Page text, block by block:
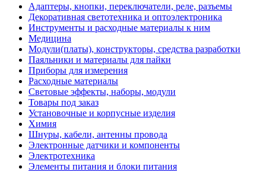
Адаптеры, кнопки, переключатели, реле, разъемы
Декоративная светотехника и оптоэлектроника
Инструменты и расходные материалы к ним
Медицина
Модули(платы), конструкторы, средства разработки
Паяльники и материалы для пайки
Приборы для измерения
Расходные материалы
Световые эффекты, наборы, модули
Товары под заказ
Установочные и корпусные изделия
Химия
Шнуры, кабели, антенны провода
Электронные датчики и компоненты
Электротехника
Элементы питания и блоки питания